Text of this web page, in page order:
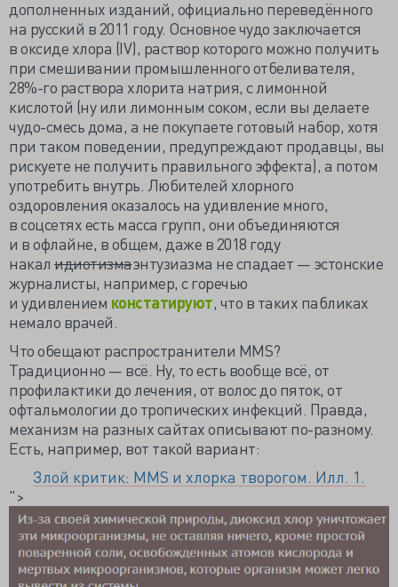
дополненных изданий, официально переведённого
на русский в 2011 году. Основное чудо заключается
в оксиде хлора (IV), раствор которого можно получить
при смешивании промышленного отбеливателя,
28%-го раствора хлорита натрия, с лимонной
кислотой (ну или лимонным соком, если вы делаете
чудо-смесь дома, а не покупаете готовый набор, хотя
при таком поведении, предупреждают продавцы, вы
рискуете не получить правильного эффекта), а потом
употребить внутрь. Любителей хлорного
оздоровления оказалось на удивление много,
в соцсетях есть масса групп, они объединяются
и в офлайне, в общем, даже в 2018 году
накал идиотизмаэнтузиазма не спадает — эстонские
журналисты, например, с горечью
и удивлением констатируют, что в таких пабликах
немало врачей.
Что обещают распространители MMS?
Традиционно — всё. Ну, то есть вообще всё, от
профилактики до лечения, от волос до пяток, от
офтальмологии до тропических инфекций. Правда,
механизм на разных сайтах описывают по-разному.
Есть, например, вот такой вариант:
Злой критик: MMS и хлорка творогом. Илл. 1.
">